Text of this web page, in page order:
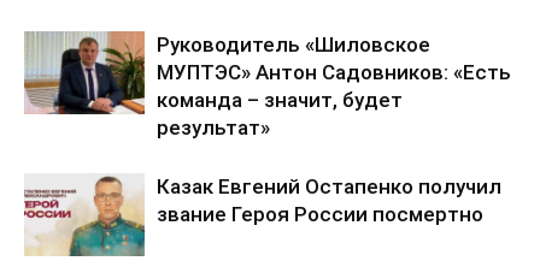
Руководитель «Шиловское
МУПТЭС» Антон Садовников: «Есть
команда – значит, будет
результат»
Казак Евгений Остапенко получил
звание Героя России посмертно